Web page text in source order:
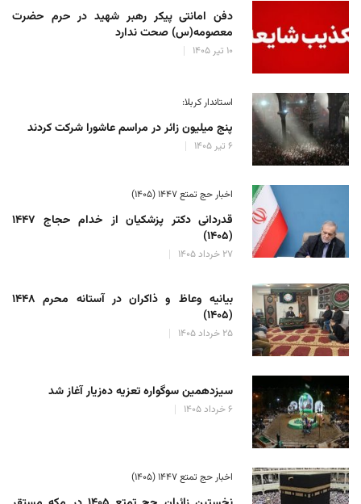
دفن امانتی پیکر رهبر شهید در حرم حضرت
معصومه(س) صحت ندارد
۱۰ تیر ۱۴۰۵
استاندار کربلا:
پنج میلیون زائر در مراسم عاشورا شرکت کردند
۶ تیر ۱۴۰۵
اخبار حج تمتع ۱۴۴۷ (۱۴۰۵)
قدردانی دکتر پزشکیان از خدام حجاج ۱۴۴۷
(۱۴۰۵)
۲۷ خرداد ۱۴۰۵
بیانیه وعاظ و ذاکران در آستانه محرم ۱۴۴۸
(۱۴۰۵)
۲۵ خرداد ۱۴۰۵
سیزدهمین سوگواره تعزیه ده‌زیار آغاز شد
۶ خرداد ۱۴۰۵
اخبار حج تمتع ۱۴۴۷ (۱۴۰۵)